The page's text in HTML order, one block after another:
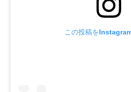
この投稿を